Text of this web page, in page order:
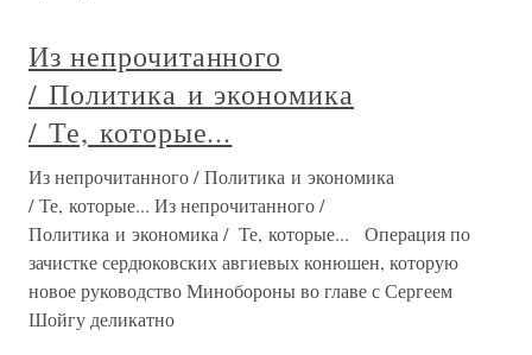
Из непрочитанного
/ Политика и экономика
/ Те, которые...
Из непрочитанного / Политика и экономика
/ Те, которые... Из непрочитанного /
Политика и экономика / Те, которые... Операция по
зачистке сердюковских авгиевых конюшен, которую
новое руководство Минобороны во главе с Сергеем
Шойгу деликатно